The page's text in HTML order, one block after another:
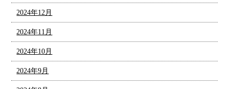
2024年12月
2024年11月
2024年10月
2024年9月